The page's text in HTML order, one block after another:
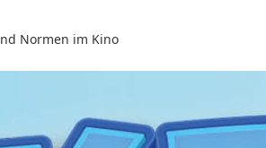
Normen im Kino